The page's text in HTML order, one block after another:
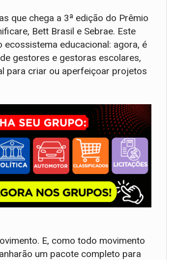
que chega a 3ª edição do Prêmio
Bett Brasil e Sebrae. Este
educacional: agora, é
gestores e gestoras escolares,
para criar ou aperfeiçoar projetos
E, como todo movimento
um pacote completo para